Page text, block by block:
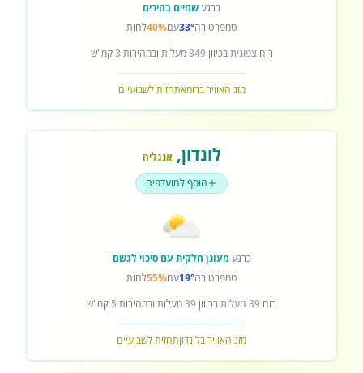
כרגעשמיים בהירים
טמפרטורה33°עם40%לחות
רוחצפוניתבכיוון349מעלות ובמהירות 3קמ"ש
מזג האוויר ברומאתחזית לשבועיים
לונדון, אנגליה
הוסף למועדפים
כרגעמעונן חלקית עם סיכוי לגשם
טמפרטורה19°עם55%לחות
רוח 39 מעלות בכיוון39מעלות ובמהירות 5 קמ"ש
מזג האוויר בלונדוןתחזית לשבועיים